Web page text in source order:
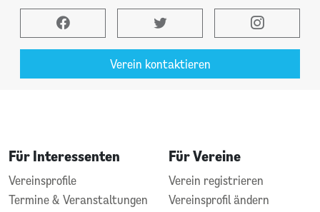
Verein kontaktieren
Für Interessenten
Vereinsprofile
Termine & Veranstaltungen
Für Vereine
Verein registrieren
Vereinsprofil ändern